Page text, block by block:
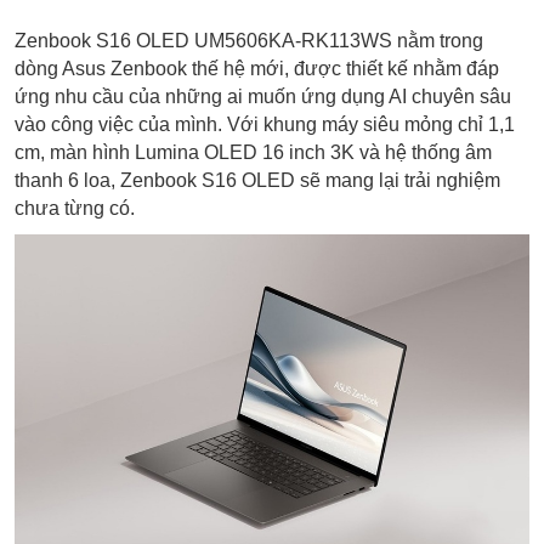
Zenbook S16 OLED UM5606KA-RK113WS nằm trong
dòng Asus Zenbook thế hệ mới, được thiết kế nhằm đáp
ứng nhu cầu của những ai muốn ứng dụng AI chuyên sâu
vào công việc của mình. Với khung máy siêu mỏng chỉ 1,1
cm, màn hình Lumina OLED 16 inch 3K và hệ thống âm
thanh 6 loa, Zenbook S16 OLED sẽ mang lại trải nghiệm
chưa từng có.